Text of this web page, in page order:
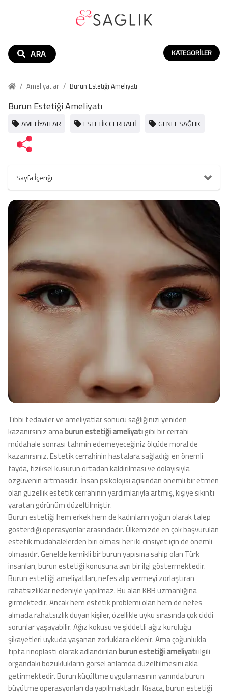
ARA KATEGORILER
/ Ameliyatlar / Burun Estetiği Ameliyatı
Burun Estetiği Ameliyatı
AMELIYATLAR ESTETIK CERRAHI GENEL SAĞLIK
Sayfa İçeriği
Tıbbi tedaviler ve ameliyatlar sonucu sağlığınızı yeniden
kazanırsınız amaburun estetiği ameliyatıgibi bir cerrahi
müdahale sonrası tahmin edemeyeceğiniz ölçüde moral de
kazanırsınız. Estetik cerrahinin hastalara sağladığı en önemli
fayda, fiziksel kusurun ortadan kaldırılması ve dolayısıyla
özgüvenin artmasıdır. İnsan psikolojisi açısından önemli bir etmen
olan güzellik estetik cerrahinin yardımlarıyla artmış, kişiye sıkıntı
yaratan görünüm düzeltilmiştir.
Burun estetiği hem erkek hem de kadınların yoğun olarak talep
gösterdiği operasyonlar arasındadır. Ülkemizde en çok başvurulan
estetik müdahalelerden biri olması her iki cinsiyet için de önemli
olmasıdır. Genelde kemikli bir burun yapısına sahip olan Türk
insanları, burun estetiği konusuna ayrı bir ilgi göstermektedir.
Burun estetiğiameliyatları,nefes alıp vermeyi zorlaştıran
rahatsızlıklar nedeniyle yapılmaz. Bu alan KBB uzmanlığına
girmektedir. Ancak hem estetik problemi olan hem de nefes
almada rahatsızlık duyan kişiler, özellikle uyku sırasında çok ciddi
sorunlar yaşayabilir. Ağız kokusu ve şiddetli ağız kuruluğu
şikayetleri uykuda yaşanan zorluklara eklenir. Ama çoğunlukla
tıpta rinoplasti olarak adlandırılanburun estetiği ameliyatıilgili
organdaki bozuklukların görsel anlamda düzeltilmesini akla
getirmektedir. Burun küçültme uygulamasının yanında burun
büyütme operasyonları da yapılmaktadır. Kısaca, burun estetiği